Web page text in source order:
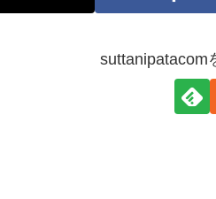
suttanipatacom